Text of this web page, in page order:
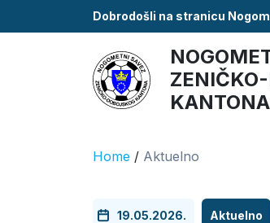
Dobrodošli na stranicu
KANTONA
Home / Aktuelno
19.05.2026. Aktuelno